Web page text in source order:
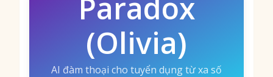
Paradox
(Olivia)
AI đàm thoại cho tuyển dụng từ xa số